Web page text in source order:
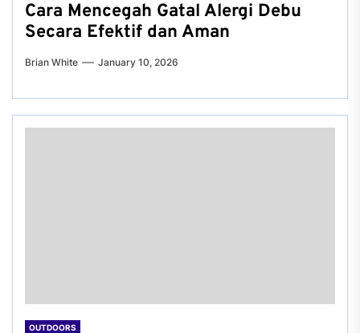
Cara Mencegah Gatal Alergi Debu
Secara Efektif dan Aman
Brian White January 10, 2026
OUTDOORS